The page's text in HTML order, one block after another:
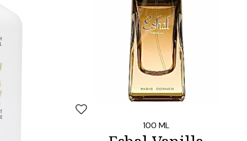
och webbplats i denna webbläsare till nästa gång jag skriver en kommentar.
100 ML